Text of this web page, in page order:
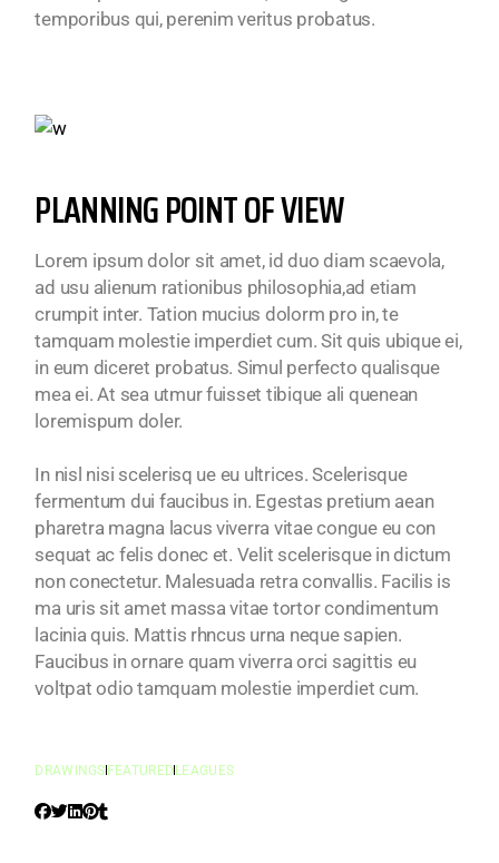
temporibus qui, perenim veritus probatus.
PLANNING POINT OF VIEW
Lorem ipsum dolor sit amet, id duo diam scaevola,
ad usu alienum rationibus philosophia,ad etiam
crumpit inter. Tation mucius dolorm pro in, te
tamquam molestie imperdiet cum. Sit quis ubique ei,
in eum diceret probatus. Simul perfecto qualisque
mea ei. At sea utmur fuisset tibique ali quenean
loremispum doler.
In nisl nisi scelerisq ue eu ultrices. Scelerisque
fermentum dui faucibus in. Egestas pretium aean
pharetra magna lacus viverra vitae congue eu con
sequat ac felis donec et. Velit scelerisque in dictum
non conectetur. Malesuada retra convallis. Facilis is
ma uris sit amet massa vitae tortor condimentum
lacinia quis. Mattis rhncus urna neque sapien.
Faucibus in ornare quam viverra orci sagittis eu
voltpat odio tamquam molestie imperdiet cum.
DRAWINGS FEATURED LEAGUES